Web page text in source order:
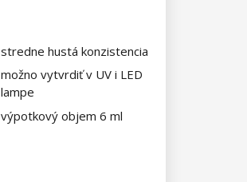
stredne hustá konzistencia
možno vytvrdiť v UV i LED
lampe
výpotkový objem 6 ml